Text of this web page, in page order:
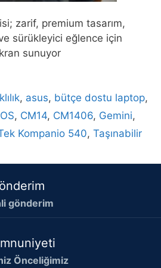
zarif, premium tasarım,
sürükleyici eğlence için
sunuyor
, asus, bütçe dostu laptop,
, CM14, CM1406, Gemini,
Kompanio 540, Taşınabilir
gönderim
Önceliğimiz